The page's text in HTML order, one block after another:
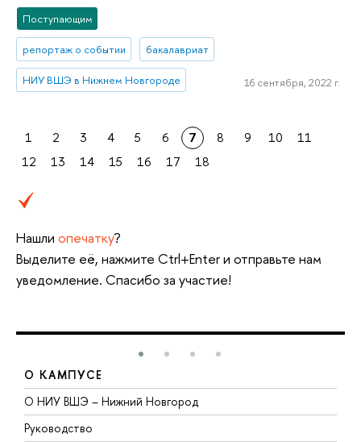
Поступающим
репортаж о событии бакалавриат
НИУ ВШЭ в Нижнем Новгороде 16 сентября, 2022 г.
1 2 3 4 5 6 7 8 9 10
11
12
13 14 15 16 17 18
Нашли опечатку?
Выделите её, нажмите Ctrl+Enter и отправьте нам
уведомление. Спасибо за участие!
О КАМПУСЕ
О НИУ ВШЭ – Нижний Новгород
Руководство